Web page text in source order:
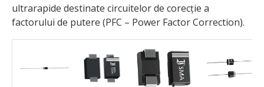
ultrarapide destinate circuitelor de corecție a
factorului de putere (PFC – Power Factor Correction).